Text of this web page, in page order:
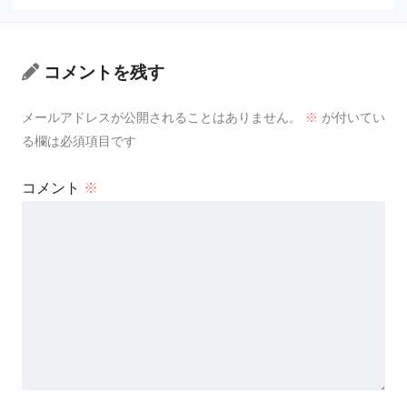
コメントを残す
メールアドレスが公開されることはありません。 ※ が付いてい
る欄は必須項目です
コメント ※